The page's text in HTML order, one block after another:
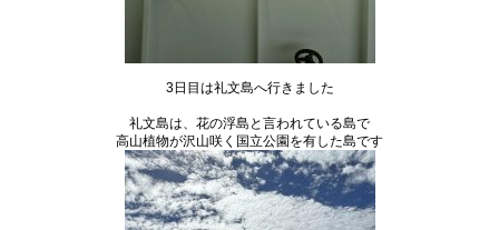
3日目は礼文島へ行きました
礼文島は、花の浮島と言われている島で
高山植物が沢山咲く国立公園を有した島です